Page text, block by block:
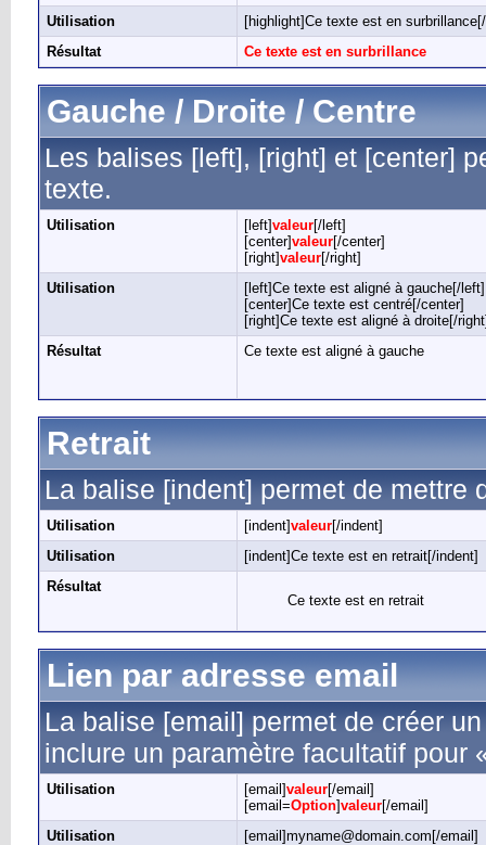
Utilisation
[highlight]Ce texte est en
Résultat
Ce texte est en surbrillance
Gauche / Droite / Centre
Les balises [left], [right] et [center]
texte.
Utilisation [left]valeur[/left]
[center]valeur[/center]
[right]valeur[/right]
Utilisation
[left]Ce texte est aligné à gauche[/left]
[center]Ce texte est centré[/center]
[right]Ce texte est aligné à droite[/
Résultat
Ce texte est aligné à gauche
Retrait
La balise [indent] permet de mettre
Utilisation [indent]valeur[/indent]
Utilisation
[indent]Ce texte est en retrait[/indent]
Résultat
Ce texte est en retrait
Lien par adresse email
La balise [email] permet de créer
inclure un paramètre facultatif pour
Utilisation [email]valeur[/email]
[email=Option]valeur[/email]
Utilisation
[email]myname@domain.com[/email]